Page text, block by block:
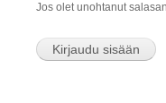
Jos olet unohtanut